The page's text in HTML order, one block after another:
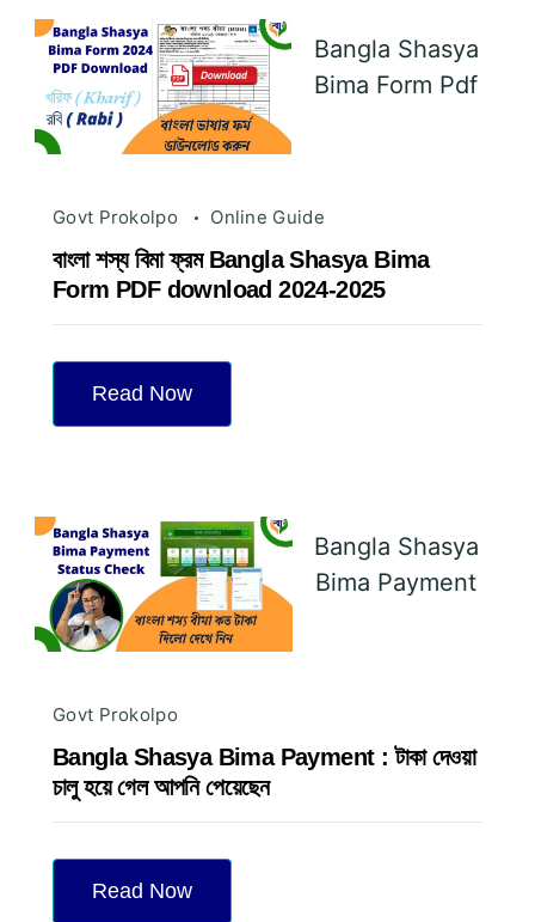
Bangla Shasya
Bima Form Pdf
Govt Prokolpo Online Guide
বাংলা শস্য বিমা ফ্রম Bangla Shasya Bima
Form PDF download 2024-2025
Read Now
Bangla Shasya
Bima Payment
Govt Prokolpo
Bangla Shasya Bima Payment : টাকা দেওয়া
চালু হয়ে গেল আপনি পেয়েছেন
Read Now